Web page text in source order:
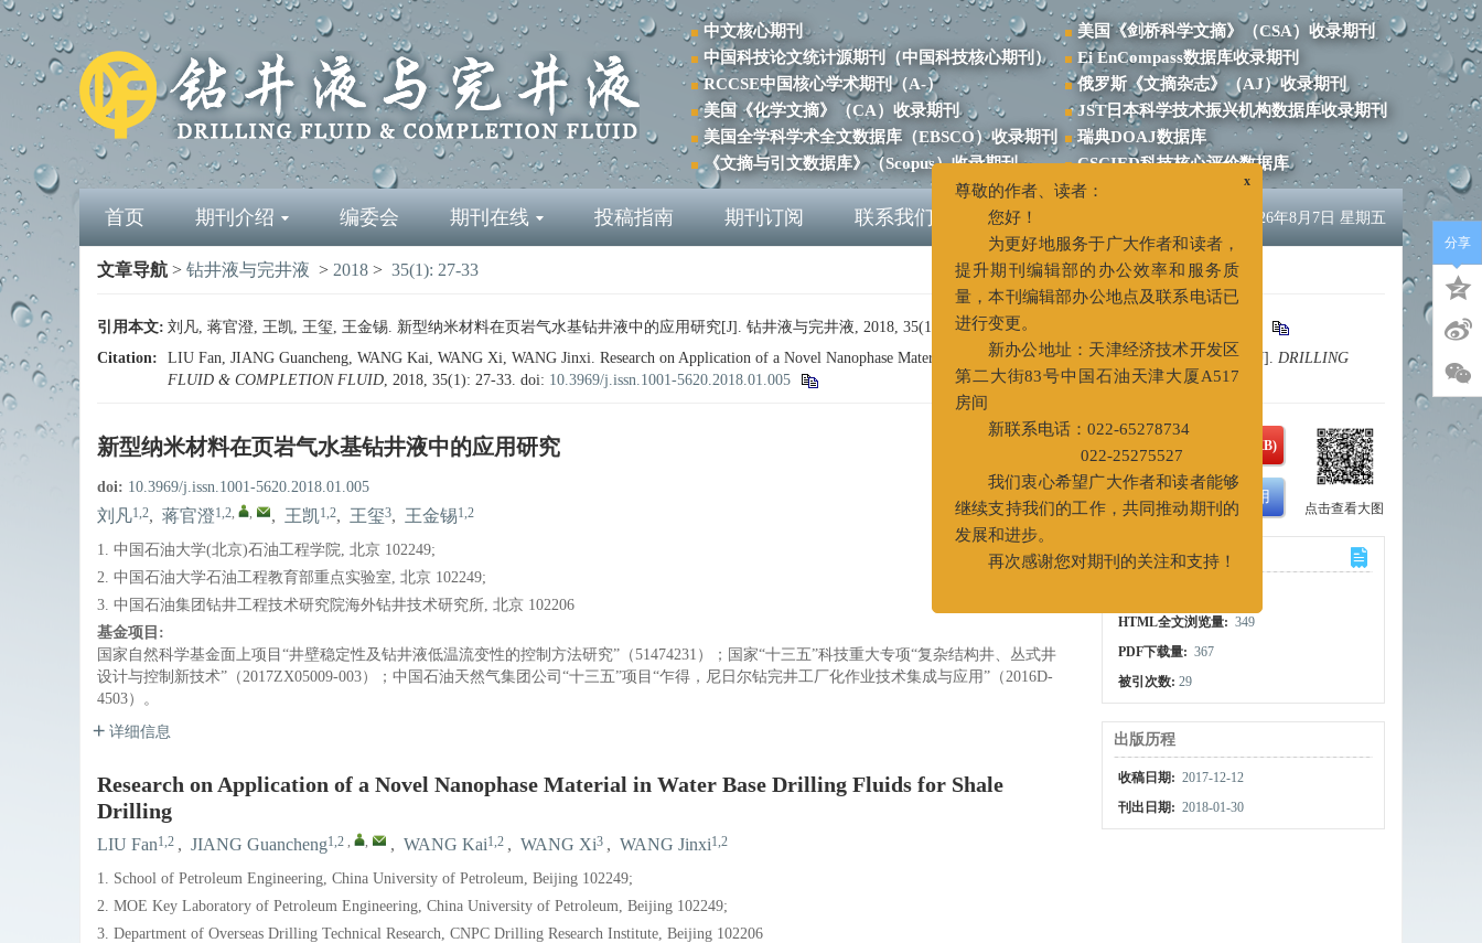
中文核心期刊
中国科技论文统计源期刊（中国科技核心期刊）
RCCSE中国核心学术期刊（A-）
美国《化学文摘》（CA）收录期刊
美国全学科学术全文数据库（EBSCO）收录期刊
《文摘与引文数据库》（Scopus）收录期刊
美国《剑桥科学文摘》（CSA）收录期刊
Ei EnCompass数据库收录期刊
俄罗斯《文摘杂志》（AJ）收录期刊
JST日本科学技术振兴机构数据库收录期刊
瑞典DOAJ数据库
CSCIED科技核心评价数据库
首页 期刊介绍 编委会 期刊在线 投稿指南 期刊订阅 联系我们 English 2026年8月7日 星期五
文章导航 > 钻井液与完井液 > 2018 > 35(1): 27-33
引用本文: 刘凡, 蒋官澄, 王凯, 王玺, 王金锡. 新型纳米材料在页岩气水基钻井液中的应用研究[J]. 钻井液与完井液, 2018, 35(1): 27-33.doi:10.3969/j.issn.1001-5620.2018.01.005
Citation:
LIU Fan, JIANG Guancheng, WANG Kai, WANG Xi, WANG Jinxi. Research on Application of a Novel Nanophase Material in Water Base Drilling Fluids for Shale Drilling[J]. DRILLING
FLUID & COMPLETION FLUID, 2018, 35(1): 27-33. doi: 10.3969/j.issn.1001-5620.2018.01.005
新型纳米材料在页岩气水基钻井液中的应用研究
doi: 10.3969/j.issn.1001-5620.2018.01.005
刘凡1,2, 蒋官澄1,2, , , 王凯1,2, 王玺3, 王金锡1,2
1. 中国石油大学(北京)石油工程学院, 北京 102249;
2. 中国石油大学石油工程教育部重点实验室, 北京 102249;
3. 中国石油集团钻井工程技术研究院海外钻井技术研究所, 北京 102206
基金项目:
国家自然科学基金面上项目“井壁稳定性及钻井液低温流变性的控制方法研究”（51474231）；国家“十三五”科技重大专项“复杂结构井、丛式井
设计与控制新技术”（2017ZX05009-003）；中国石油天然气集团公司“十三五”项目“乍得，尼日尔钻完井工厂化作业技术集成与应用”（2016D-
4503）。
详细信息
Research on Application of a Novel Nanophase Material in Water Base Drilling Fluids for Shale
Drilling
LIU Fan1,2 , JIANG Guancheng1,2 , , , WANG Kai1,2 , WANG Xi3 , WANG Jinxi1,2
1. School of Petroleum Engineering, China University of Petroleum, Beijing 102249;
2. MOE Key Laboratory of Petroleum Engineering, China University of Petroleum, Beijing 102249;
3. Department of Overseas Drilling Technical Research, CNPC Drilling Research Institute, Beijing 102206
( 13462 KB)
XML下载 导出引用
点击查看大图
计量
HTML全文浏览量: 349
PDF下载量: 367
被引次数:29
出版历程
收稿日期: 2017-12-12
刊出日期: 2018-01-30
分享
尊敬的作者、读者：
您好！
为更好地服务于广大作者和读者，
提升期刊编辑部的办公效率和服务质
量，本刊编辑部办公地点及联系电话已
进行变更。
新办公地址：天津经济技术开发区
第二大街83号中国石油天津大厦A517
新联系电话：022-65278734
022-25275527
我们衷心希望广大作者和读者能够
继续支持我们的工作，共同推动期刊的
发展和进步。